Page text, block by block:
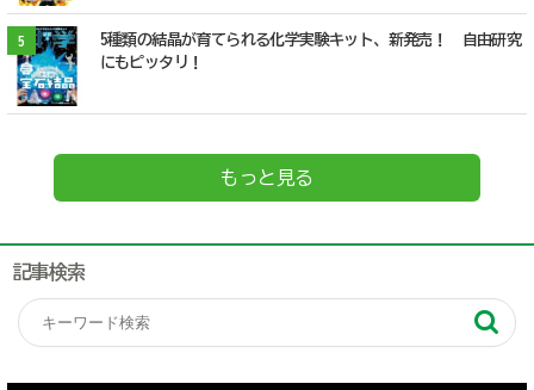
5
5種類の結晶が育てられる化学実験キット、新発売！ 自由研究
にもピッタリ！
もっと見る
記事検索